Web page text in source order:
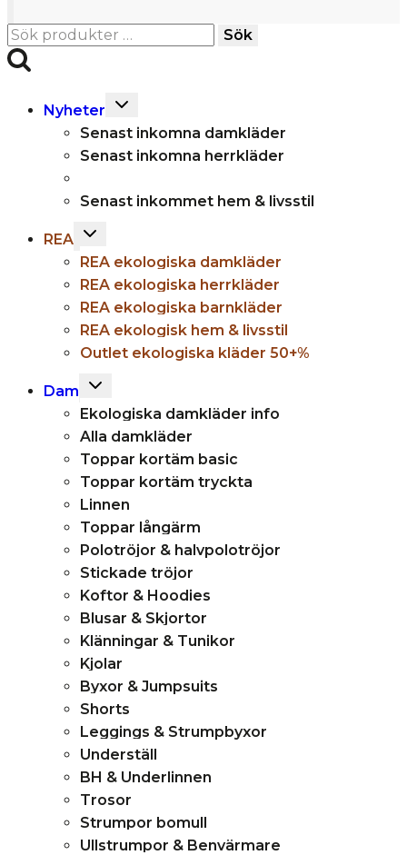
Sök
efter:
Sök
Nyheter
Toggle
child
menu
Senast inkomna damkläder
Senast inkomna herrkläder
Senast inkommet hem & livsstil
REA Toggle
menu
REA ekologiska damkläder
REA ekologiska herrkläder
REA ekologiska barnkläder
REA ekologisk hem & livsstil
Outlet ekologiska kläder 50+%
Dam
Toggle
menu
Ekologiska damkläder info
Alla damkläder
Toppar kortäm basic
Toppar kortäm tryckta
Linnen
Toppar långärm
Polotröjor & halvpolotröjor
Stickade tröjor
Koftor & Hoodies
Blusar & Skjortor
Klänningar & Tunikor
Kjolar
Byxor & Jumpsuits
Shorts
Leggings & Strumpbyxor
Underställ
BH & Underlinnen
Trosor
Strumpor bomull
Ullstrumpor & Benvärmare